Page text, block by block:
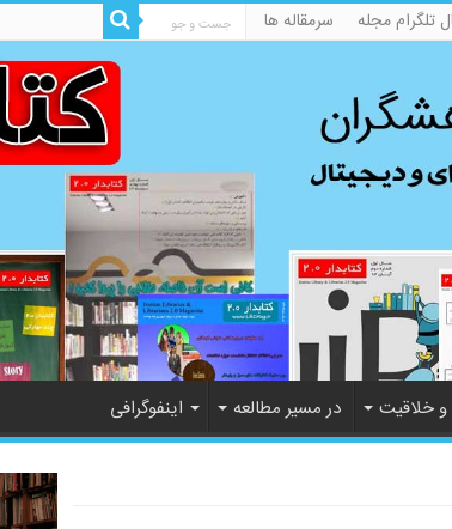
تلگرام مجله سرمقاله ها
و خلاقیت در مسیر مطالعه اینفوگرافی